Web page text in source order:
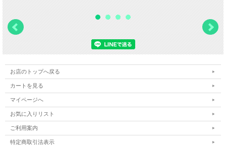
お店のトップへ戻る
カートを見る
マイページへ
お気に入りリスト
ご利用案内
特定商取引法表示